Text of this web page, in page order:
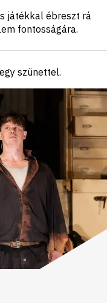
játékkal ébreszt rá
fontosságára.
szünettel.